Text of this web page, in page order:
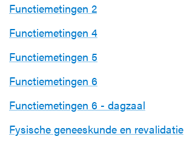
Functiemetingen 2
Functiemetingen 4
Functiemetingen 5
Functiemetingen 6
Functiemetingen 6 - dagzaal
Fysische geneeskunde en revalidatie